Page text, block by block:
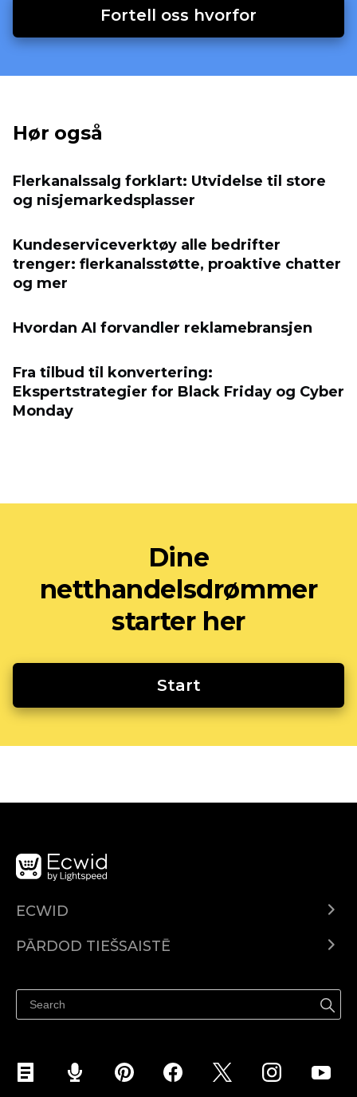
Fortell oss hvorfor
Hør også
Flerkanalssalg forklart: Utvidelse til store
og nisjemarkedsplasser
Kundeserviceverktøy alle bedrifter
trenger: flerkanalsstøtte, proaktive chatter
og mer
Hvordan AI forvandler reklamebransjen
Fra tilbud til konvertering:
Ekspertstrategier for Black Friday og Cyber
​​Monday
Dine
netthandelsdrømmer
starter her
Start
ECWID
Izcenojumi
PĀRDOD TIEŠSAISTĒ
Pārdod Facebook
Pārdod Instagram